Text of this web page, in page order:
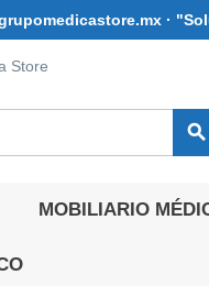
·
Store
search
MOBILIARIO